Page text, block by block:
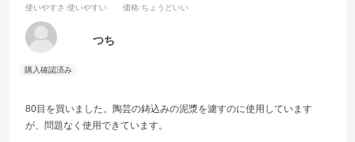
使いやすさ :使いやすい 価格:ちょうどいい
つち
80目を買いました。陶芸の鋳込みの泥漿を濾すのに使用しています
が、問題なく使用できています。